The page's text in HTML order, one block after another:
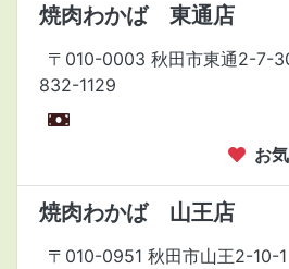
焼肉わかば 東通店
〒010-0003 秋田市東通2-7-
832-1129
お
焼肉わかば 山王店
〒010-0951 秋田市山王2-10-1